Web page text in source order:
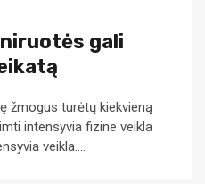
gali
žmogus turėtų kiekvieną
intensyvia fizine veikla
veikla....